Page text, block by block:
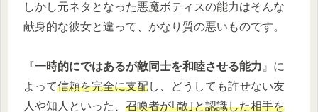
しかし元ネタとなった悪魔ボティスの能力はそんな
献身的な彼女と違って、かなり質の悪いものです。
『一時的にではあるが敵同士を和睦させる能力 』に
よって信頼を完全に支配し、どうしても許せない友
人や知人といった、 召喚者が｢敵｣と認識した相手を